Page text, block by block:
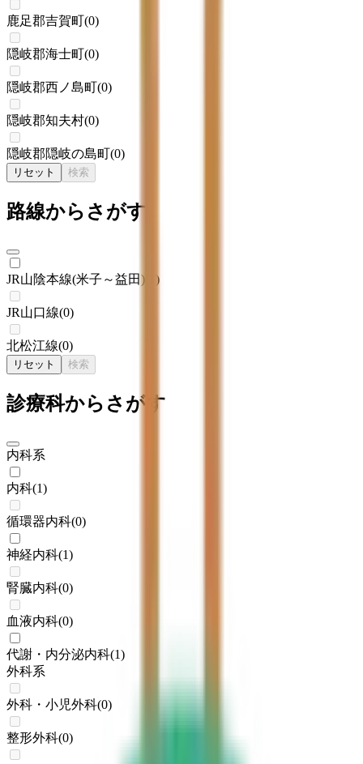
鹿足郡吉賀町(0)
隠岐郡海士町(0)
隠岐郡西ノ島町(0)
隠岐郡知夫村(0)
隠岐郡隠岐の島町(0)
リセット 検索
路線からさがす
JR山陰本線(米子～益田) )
JR山口線(0)
北松江線(0)
リセット 検索
診療科からさがす
内科系
内科(1)
循環器内科(0)
神経内科(1)
腎臓内科(0)
血液内科(0)
代謝・内分泌内科(1)
外科系
外科・小児外科(0)
整形外科(0)